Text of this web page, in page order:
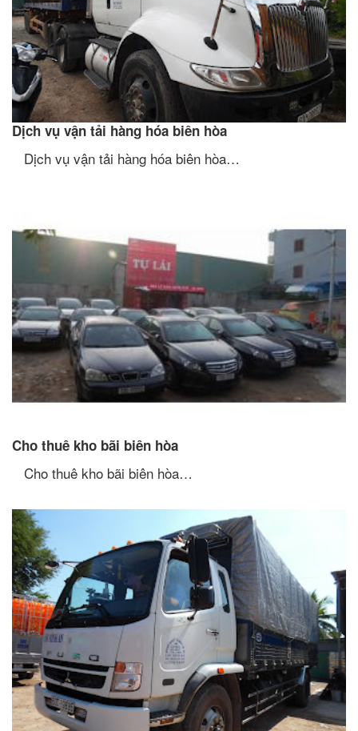
Dịch vụ vận tải hàng hóa biên hòa
Dịch vụ vận tải hàng hóa biên hòa…
Cho thuê kho bãi biên hòa
Cho thuê kho bãi biên hòa…